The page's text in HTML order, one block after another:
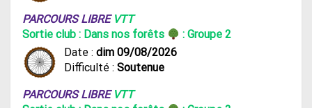
PARCOURS LIBRE VTT
Sortie club : Dans nos forêts
: Groupe 2
Date : dim 09/08/2026
Difficulté : Soutenue
PARCOURS LIBRE VTT